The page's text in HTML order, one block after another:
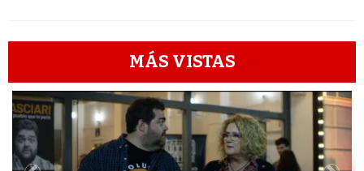
MÁS VISTAS
1